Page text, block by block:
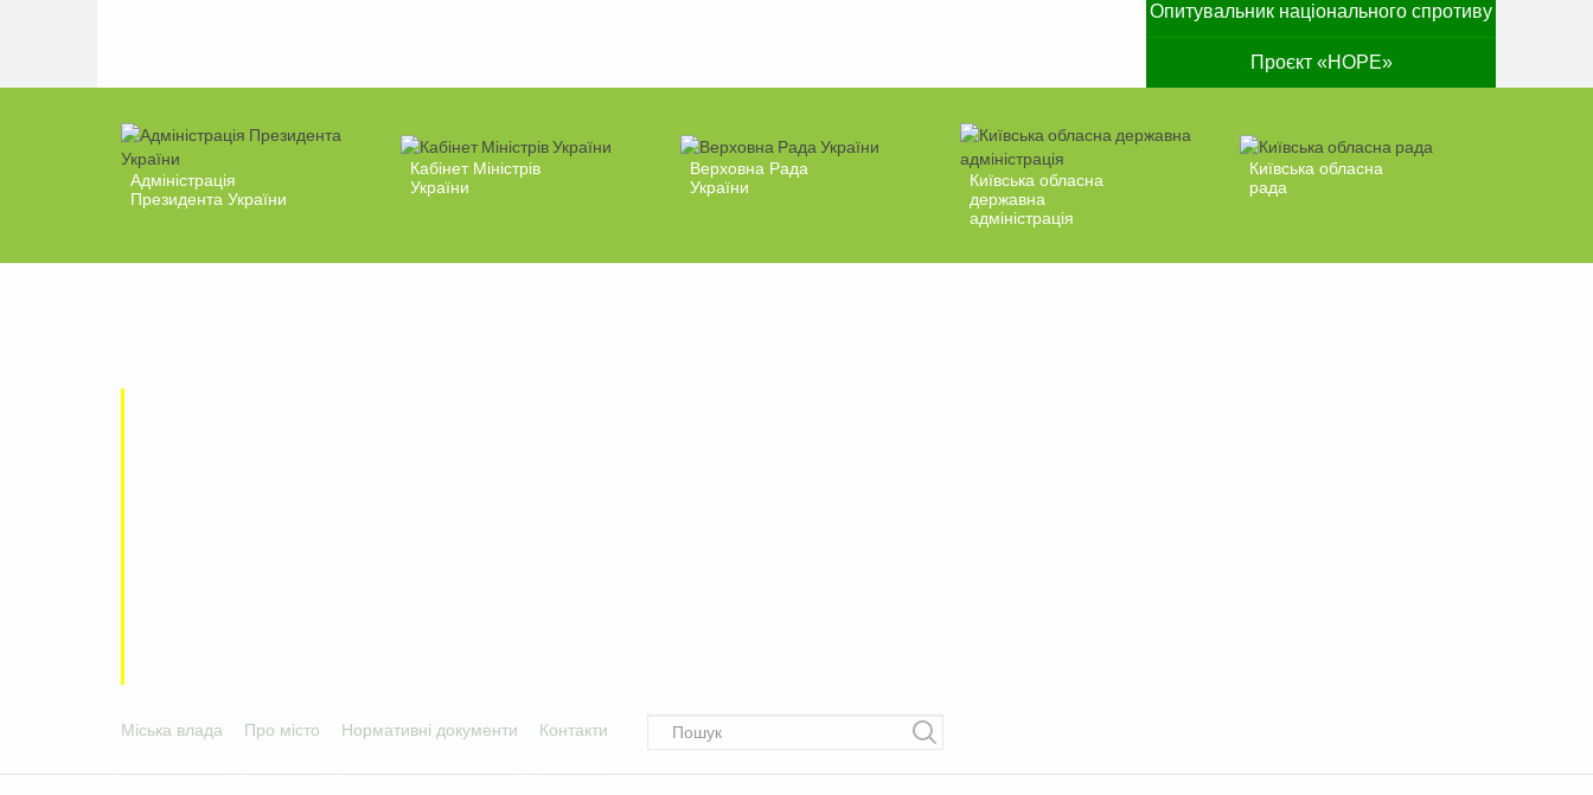
Опитувальник національного спротиву
Проєкт «HOPE»
Адміністрація
Президента України
Кабінет Міністрів
України
Верховна Рада
України
Київська обласна
державна
адміністрація
Київська обласна
рада
Міська влада Про місто Нормативні документи Контакти